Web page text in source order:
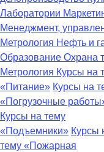
Лаборатории
Менеджмент,
Метрология Нефть и
Образование Охрана
Метрология Курсы на
«Питание» Курсы на
«Погрузочные
Курсы на тему
«Подъемники» Курсы
тему «Пожарная